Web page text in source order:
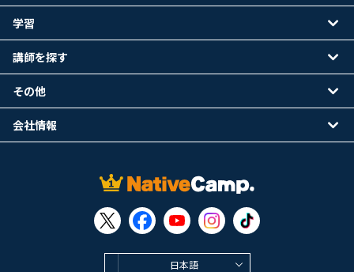
日本語
学習
講師を探す
その他
会社情報